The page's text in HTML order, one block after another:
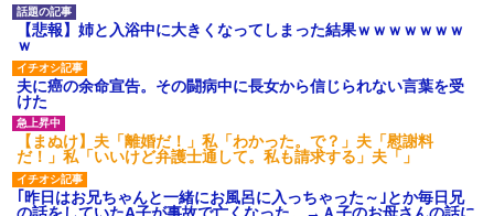
【悲報】姉と入浴中に大きくなってしまった結果ｗｗｗｗｗｗｗ
ｗ
夫に癌の余命宣告。その闘病中に長女から信じられない言葉を受
けた
【まぬけ】夫「離婚だ！」私「わかった。で？」夫「慰謝料
だ！」私「いいけど弁護士通して。私も請求する」夫「」
｢昨日はお兄ちゃんと一緒にお風呂に入っちゃった～｣とか毎日兄
の話をしていたA子が事故で亡くなった。→Ａ子のお母さんの話に